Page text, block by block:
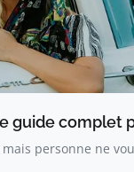
guide complet
personne ne